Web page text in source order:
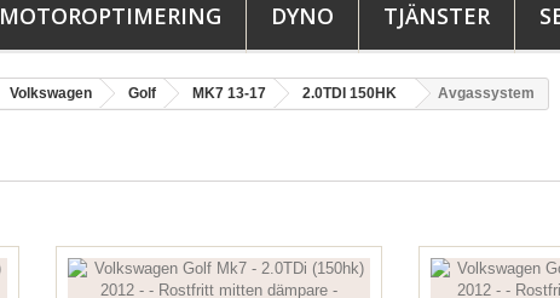
MOTOROPTIMERING DYNO TJÄNSTER
Volkswagen Golf MK7 13-17 2.0TDI 150HK Avgassystem